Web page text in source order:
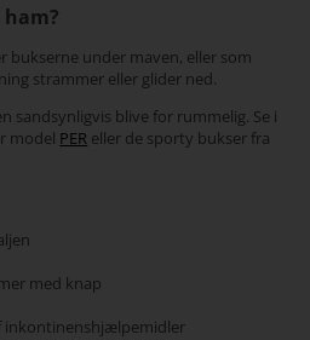
under maven, eller som
strammer eller glider ned.
sandsynligvis blive for rummelig. Se i
model PER eller de sporty bukser fra
med knap
inkontinenshjælpemidler